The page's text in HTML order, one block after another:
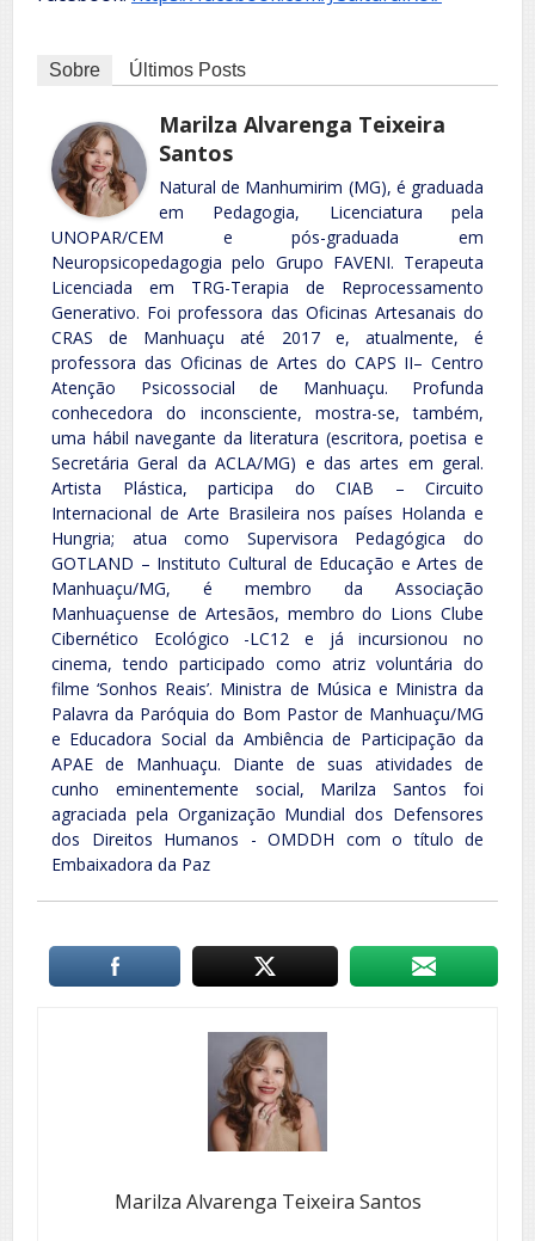
Sobre Últimos Posts
Marilza Alvarenga Teixeira
Santos
Natural de Manhumirim (MG), é graduada
em Pedagogia, Licenciatura pela
UNOPAR/CEM e pós-graduada em
Neuropsicopedagogia pelo Grupo FAVENI. Terapeuta
Licenciada em TRG-Terapia de Reprocessamento
Generativo. Foi professora das Oficinas Artesanais do
CRAS de Manhuaçu até 2017 e, atualmente, é
professora das Oficinas de Artes do CAPS II– Centro
Atenção Psicossocial de Manhuaçu. Profunda
conhecedora do inconsciente, mostra-se, também,
uma hábil navegante da literatura (escritora, poetisa e
Secretária Geral da ACLA/MG) e das artes em geral.
Artista Plástica, participa do CIAB – Circuito
Internacional de Arte Brasileira nos países Holanda e
Hungria; atua como Supervisora Pedagógica do
GOTLAND – Instituto Cultural de Educação e Artes de
Manhuaçu/MG, é membro da Associação
Manhuaçuense de Artesãos, membro do Lions Clube
Cibernético Ecológico -LC12 e já incursionou no
cinema, tendo participado como atriz voluntária do
filme ‘Sonhos Reais’. Ministra de Música e Ministra da
Palavra da Paróquia do Bom Pastor de Manhuaçu/MG
e Educadora Social da Ambiência de Participação da
APAE de Manhuaçu. Diante de suas atividades de
cunho eminentemente social, Marilza Santos foi
agraciada pela Organização Mundial dos Defensores
dos Direitos Humanos - OMDDH com o título de
Embaixadora da Paz
Marilza Alvarenga Teixeira Santos